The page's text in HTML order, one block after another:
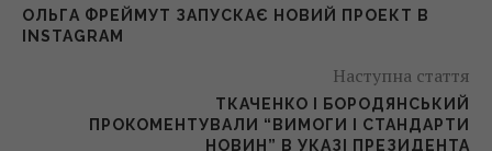
ОЛЬГА ФРЕЙМУТ ЗАПУСКАЄ НОВИЙ ПРОЕКТ В
INSTAGRAM
Наступна стаття
ТКАЧЕНКО І БОРОДЯНСЬКИЙ
ПРОКОМЕНТУВАЛИ “ВИМОГИ І СТАНДАРТИ
НОВИН” В УКАЗІ ПРЕЗИДЕНТА